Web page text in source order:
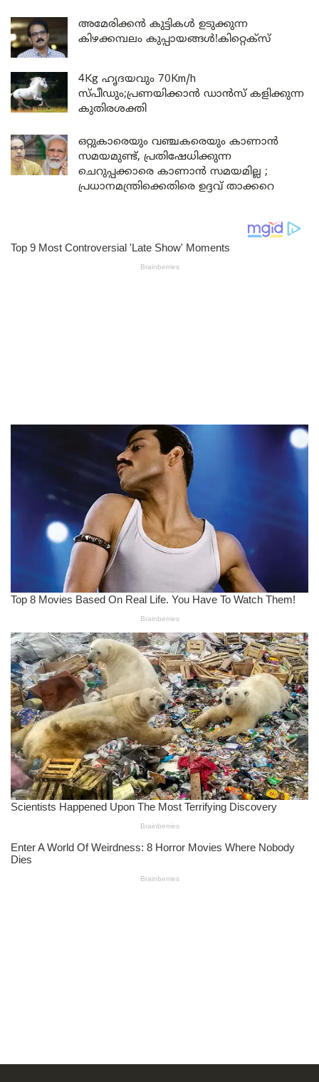
അമേരിക്കൻ കുട്ടികൾ ഉടുക്കുന്ന
കിഴക്കമ്പലം കുപ്പായങ്ങൾ!കിറ്റെക്സ്
4Kg ഹൃദയവും 70Km/h
സ്പീഡും;പ്രണയിക്കാൻ ഡാൻസ് കളിക്കുന്ന
കുതിരശക്തി
ഒറ്റുകാരെയും വഞ്ചകരെയും കാണാൻ
സമയമുണ്ട്, പ്രതിഷേധിക്കുന്ന
ചെറുപ്പക്കാരെ കാണാൻ സമയമില്ല ;
പ്രധാനമന്ത്രിക്കെതിരെ ഉദ്ദവ് താക്കറെ